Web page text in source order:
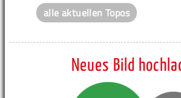
alle aktuellen Topos
Neues Bild